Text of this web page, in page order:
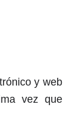
y web
vez que